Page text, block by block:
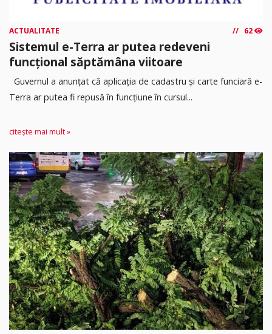
ACTUALITATE 62
Sistemul e-Terra ar putea redeveni
funcțional săptămâna viitoare
Guvernul a anunțat că aplicația de cadastru și carte funciară e-
Terra ar putea fi repusă în funcțiune în cursul...
citește mai mult »